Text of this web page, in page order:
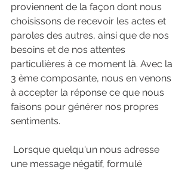
proviennent de la façon dont nous
choisissons de recevoir les actes et
paroles des autres, ainsi que de nos
besoins et de nos attentes
particulières à ce moment là. Avec la
3 ème composante, nous en venons
à accepter la réponse ce que nous
faisons pour générer nos propres
sentiments.
une message négatif, formulé